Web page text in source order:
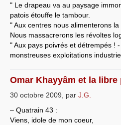
" Le drapeau va au paysage
patois étouffe le tambour.
" Aux centres nous alimenterons la
Nous massacrerons les révoltes
" Aux pays poivrés et détrempés !
monstreuses exploitations
Omar Khayyâm et la libre
30 octobre 2009 par J.G.
– Quatrain 43 :
Viens, idole de mon coeur,